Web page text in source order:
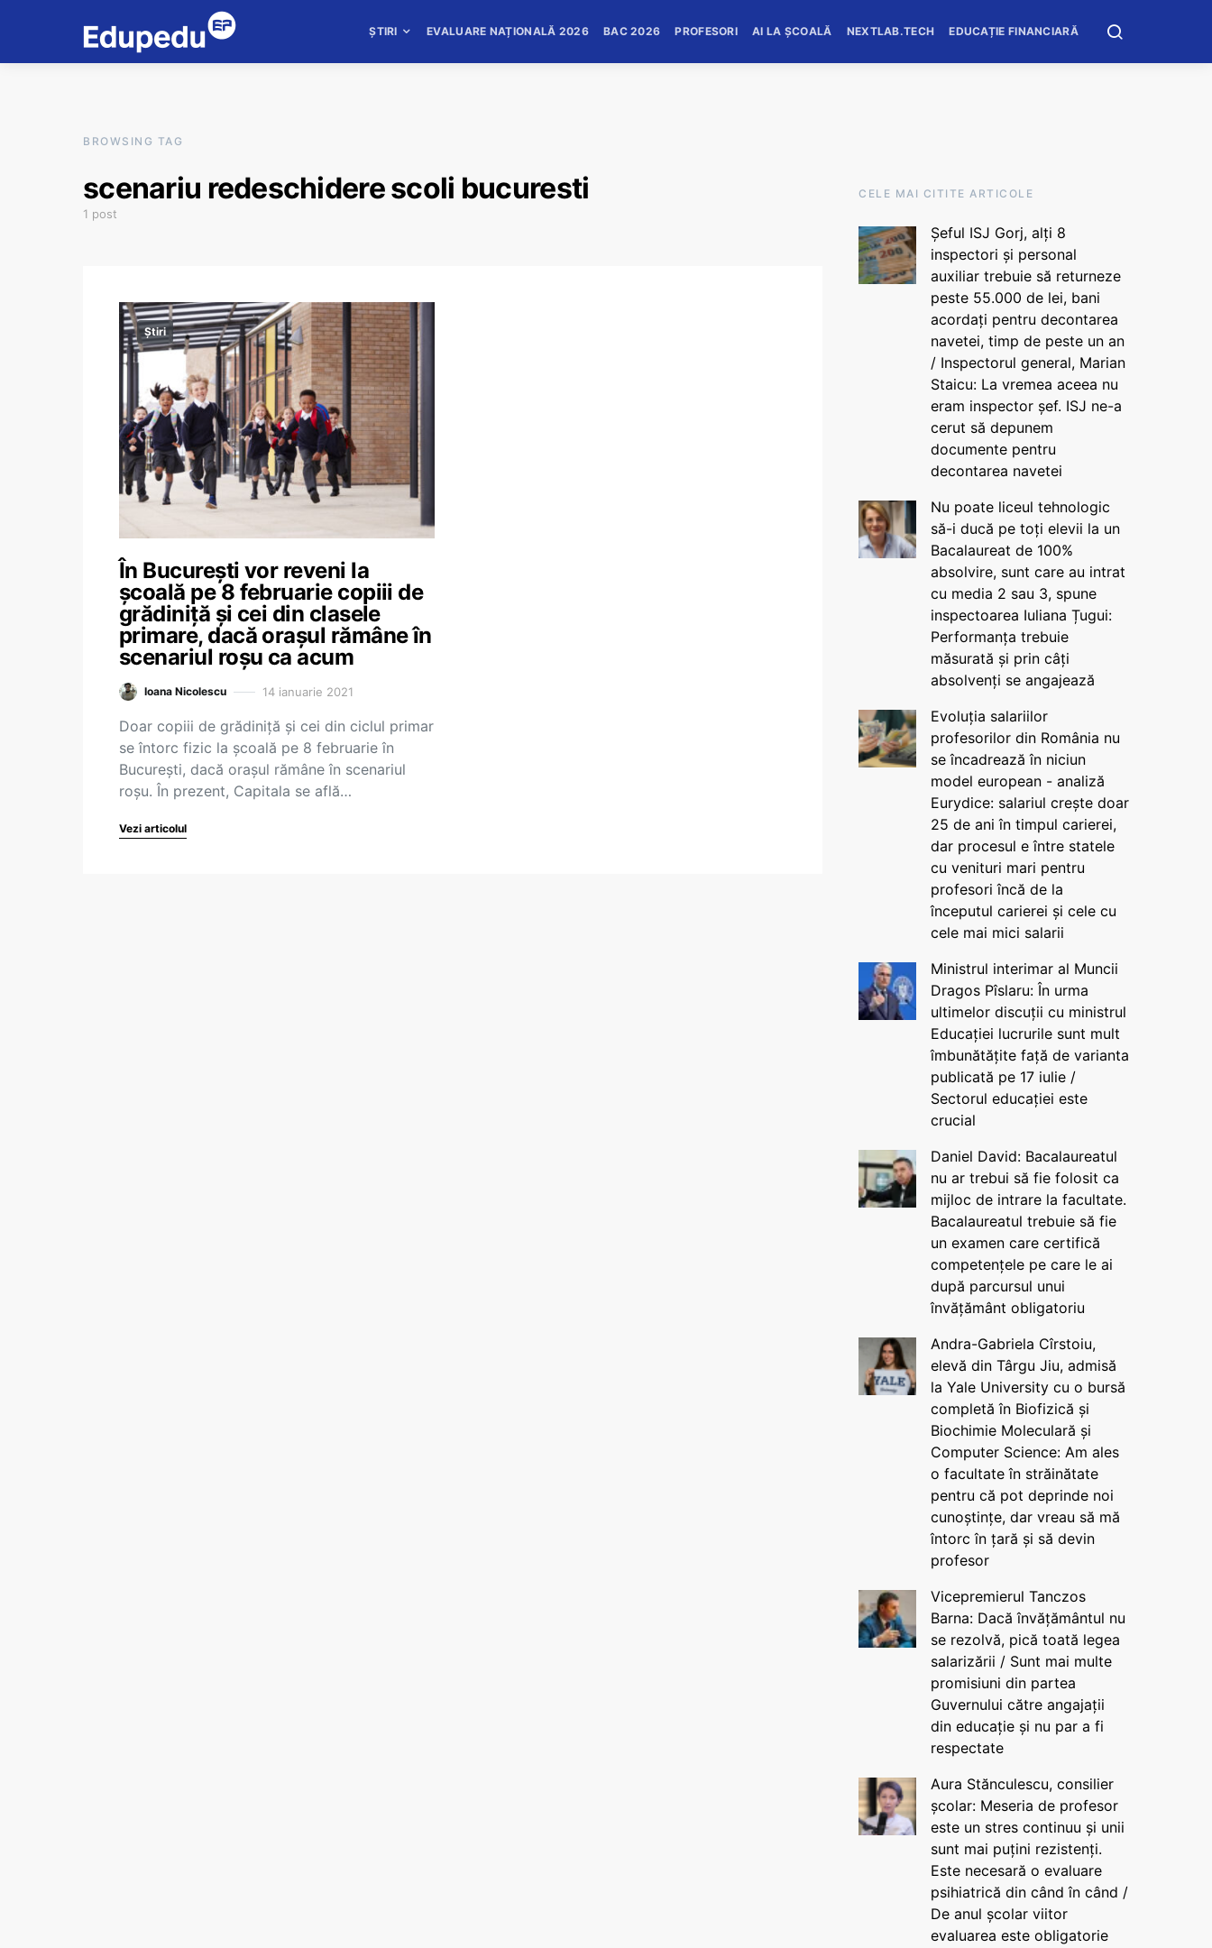
ȘTIRI EVALUARE NAȚIONALĂ 2026 BAC 2026 PROFESORI AI LA ȘCOALĂ NEXTLAB.TECH EDUCAȚIE FINANCIARĂ
BROWSING TAG
scenariu redeschidere scoli bucuresti
1 post
Știri
În București vor reveni la
școală pe 8 februarie copiii de
grădiniță și cei din clasele
primare, dacă orașul rămâne în
scenariul roșu ca acum
Ioana Nicolescu 14 ianuarie 2021
Doar copiii de grădiniță și cei din ciclul primar
se întorc fizic la școală pe 8 februarie în
București, dacă orașul rămâne în scenariul
roșu. În prezent, Capitala se află…
Vezi articolul
CELE MAI CITITE ARTICOLE
Șeful ISJ Gorj, alți 8
inspectori și personal
auxiliar trebuie să returneze
peste 55.000 de lei, bani
acordați pentru decontarea
navetei, timp de peste un an
/ Inspectorul general, Marian
Staicu: La vremea aceea nu
eram inspector șef. ISJ ne-a
cerut să depunem
documente pentru
decontarea navetei
Nu poate liceul tehnologic
să-i ducă pe toți elevii la un
Bacalaureat de 100%
absolvire, sunt care au intrat
cu media 2 sau 3, spune
inspectoarea Iuliana Țugui:
Performanța trebuie
măsurată și prin câți
absolvenți se angajează
Evoluția salariilor
profesorilor din România nu
se încadrează în niciun
model european - analiză
Eurydice: salariul crește doar
25 de ani în timpul carierei,
dar procesul e între statele
cu venituri mari pentru
profesori încă de la
începutul carierei și cele cu
cele mai mici salarii
Ministrul interimar al Muncii
Dragos Pîslaru: În urma
ultimelor discuții cu ministrul
Educației lucrurile sunt mult
îmbunătățite față de varianta
publicată pe 17 iulie /
Sectorul educației este
crucial
Daniel David: Bacalaureatul
nu ar trebui să fie folosit ca
mijloc de intrare la facultate.
Bacalaureatul trebuie să fie
un examen care certifică
competențele pe care le ai
după parcursul unui
învățământ obligatoriu
Andra-Gabriela Cîrstoiu,
elevă din Târgu Jiu, admisă
la Yale University cu o bursă
completă în Biofizică și
Biochimie Moleculară și
Computer Science: Am ales
o facultate în străinătate
pentru că pot deprinde noi
cunoștințe, dar vreau să mă
întorc în țară și să devin
profesor
Vicepremierul Tanczos
Barna: Dacă învățământul nu
se rezolvă, pică toată legea
salarizării / Sunt mai multe
promisiuni din partea
Guvernului către angajații
din educație și nu par a fi
respectate
Aura Stănculescu, consilier
școlar: Meseria de profesor
este un stres continuu și unii
sunt mai puțini rezistenți.
Este necesară o evaluare
psihiatrică din când în când /
De anul școlar viitor
evaluarea este obligatorie